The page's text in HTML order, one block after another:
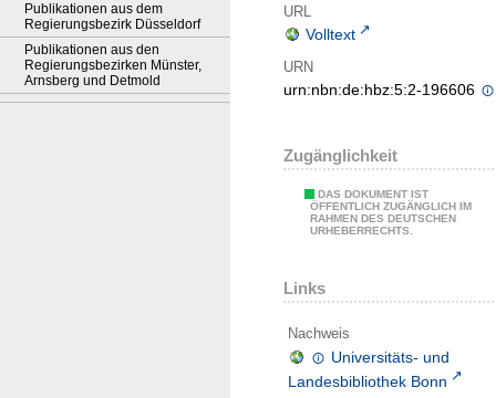
Publikationen aus dem
Regierungsbezirk Düsseldorf
Publikationen aus den
Regierungsbezirken Münster,
Arnsberg und Detmold
URL
Volltext
URN
urn:nbn:de:hbz:5:2-196606
Zugänglichkeit
DAS DOKUMENT IST
ÖFFENTLICH ZUGÄNGLICH IM
RAHMEN DES DEUTSCHEN
URHEBERRECHTS.
Links
Nachweis
Universitäts- und
Landesbibliothek Bonn